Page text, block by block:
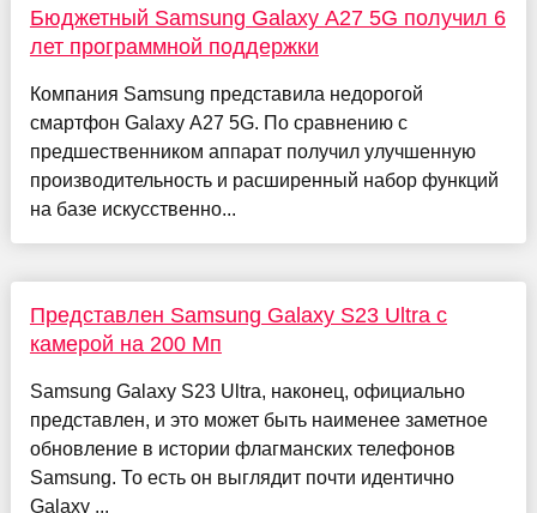
Бюджетный Samsung Galaxy A27 5G получил 6
лет программной поддержки
Компания Samsung представила недорогой
смартфон Galaxy A27 5G. По сравнению с
предшественником аппарат получил улучшенную
производительность и расширенный набор функций
на базе искусственно...
Представлен Samsung Galaxy S23 Ultra с
камерой на 200 Мп
Samsung Galaxy S23 Ultra, наконец, официально
представлен, и это может быть наименее заметное
обновление в истории флагманских телефонов
Samsung. То есть он выглядит почти идентично
Galaxy ...